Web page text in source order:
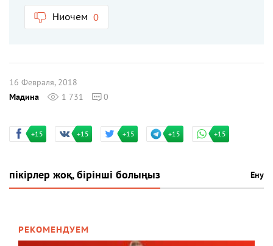
Ниочем 0
16 Февраля, 2018
Мадина
1 731 0
+15 +15 +15 +15 +15
пікірлер жоқ, бірінші болыңыз Ену
РЕКОМЕНДУЕМ